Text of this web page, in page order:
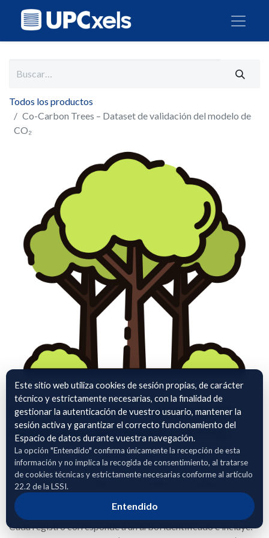
Todos los productos
Co-Carbon Trees – Dataset de validación del modelo de
CO₂
Co-Carbon Trees – Dataset de
validación del modelo de CO₂
Este dataset recoge medidas y cálculos asociados a árboles
urbanos dentro del proyecto Co-Carbon Trees
Measurement, y se utiliza como conjunto de validación del
modelo analítico de GreenGuard para la estimación de la
Huella de Carbono (CO₂ equivalente).
Cada registro corresponde a un árbol identificado e incluye:
Este sitio web utiliza cookies de sesión propias, de carácter
técnico y estrictamente necesarias, con la finalidad de
gestionar la autenticación de vuestro usuario, mantener la
sesión activa y garantizar el correcto funcionamiento del
Espacio de datos durante vuestra navegación.
La opción "Entendido" confirma únicamente la recepción de esta
información y no implica la recogida de consentimiento, al tratarse
de cookies técnicas y estrictamente necesarias conforme al artículo
22.2 de la LSSI.
Entendido